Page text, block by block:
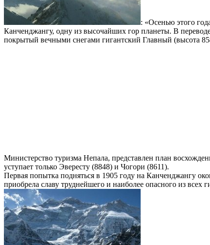
: «Осенью этого
Канченджангу, одну из высочайших гор планеты. В
покрытый вечными снегами гигантский Главный (высота
Министерство туризма Непала, представлен план
уступает только Эвересту (8848) и Чогори (8611).
Первая попытка подняться в 1905 году на Канченджангу
приобрела славу труднейшего и наиболее опасного из всех